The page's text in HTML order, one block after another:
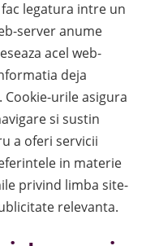
legatura intre un
server anume
acel web-
deja
urile asigura
si sustin
a oferi servicii
in materie
privind limba site-
relevanta.